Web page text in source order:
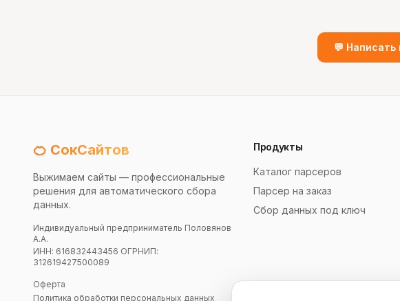
💬 Написать
🍊 СокСайтов
Выжимаем сайты — профессиональные
решения для автоматического сбора
данных.
Индивидуальный предприниматель Половянов
А.А.
ИНН: 616832443456 ОГРНИП:
312619427500089
Оферта
Политика обработки персональных данных
Продукты
Каталог парсеров
Парсер на заказ
Сбор данных под ключ